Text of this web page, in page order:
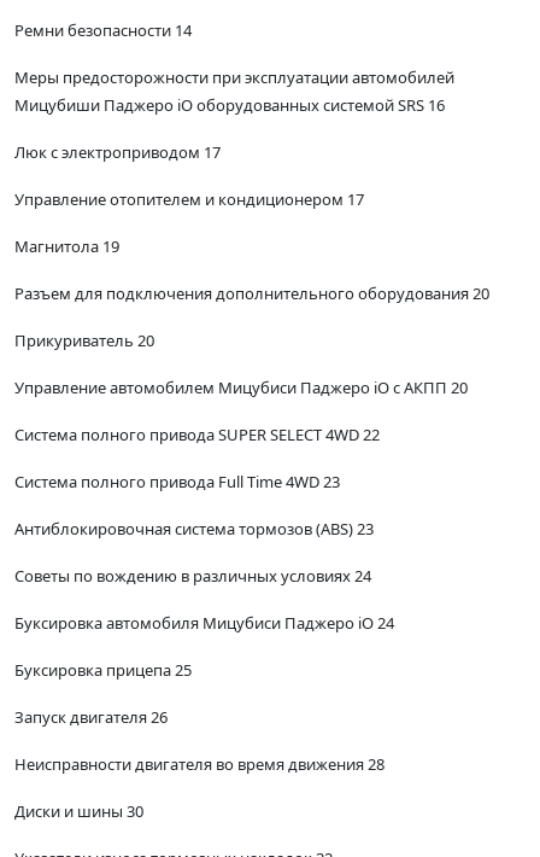
Ремни безопасности 14
Меры предосторожности при эксплуатации автомобилей
Мицубиши Паджеро iO оборудованных системой SRS 16
Люк с электроприводом 17
Управление отопителем и кондиционером 17
Магнитола 19
Разъем для подключения дополнительного оборудования 20
Прикуриватель 20
Управление автомобилем Мицубиси Паджеро iO с АКПП 20
Система полного привода SUPER SELECT 4WD 22
Система полного привода Full Time 4WD 23
Антиблокировочная система тормозов (ABS) 23
Советы по вождению в различных условиях 24
Буксировка автомобиля Мицубиси Паджеро iO 24
Буксировка прицепа 25
Запуск двигателя 26
Неисправности двигателя во время движения 28
Диски и шины 30